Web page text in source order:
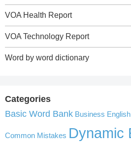
VOA Health Report
VOA Technology Report
Word by word dictionary
Categories
Basic Word Bank Business English
Common Mistakes Dynamic